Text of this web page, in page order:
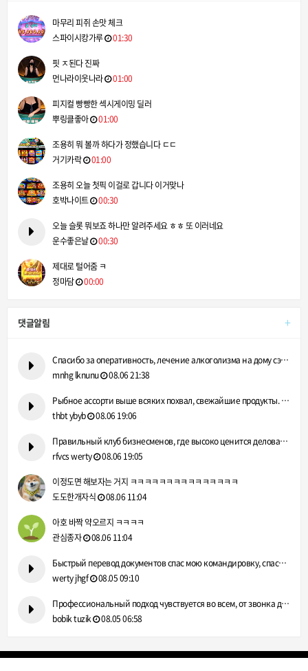
마무리 피쥐 손맛 체크
스파이시캉가루
01:30
핏 ㅈ된다 진짜
먼나라이웃나라
01:00
피지컬 빵빵한 섹시게이밍 딜러
뿌링클좋아
01:00
조용히 뭐 볼까 하다가 정했습니다 ㄷㄷ
거기카락
01:00
조용히 오늘 첫픽 이걸로 갑니다 이거맞나
호박나이트
00:30
오늘 슬롯 뭐보죠 하나만 알려주세요 ㅎㅎ 또 이러네요
운수좋은날
00:30
제대로 털어줌 ㅋ
정마담
00:00
+
댓글알림
Спасибо за оперативность, лечение алкоголизма на дому сэконо…
mnhg lknunu
08.06 21:38
Рыбное ассорти выше всяких похвал, свежайшие продукты. https…
thbt ybyb
08.06 19:06
Правильный клуб бизнесменов, где высоко ценится деловая репу…
rfvcs werty
08.06 19:05
이정도면 해보자는 거지 ㅋㅋㅋㅋㅋㅋㅋㅋㅋㅋㅋㅋㅋㅋㅋ
도도한개자식
08.06 11:04
아호 바짝 약오르지 ㅋㅋㅋㅋ
관심종자
08.06 11:04
Быстрый перевод документов спас мою командировку, спасибо! h…
werty jhgf
08.05 09:10
Профессиональный подход чувствуется во всем, от звонка до вы…
bobik tuzik
08.05 06:58